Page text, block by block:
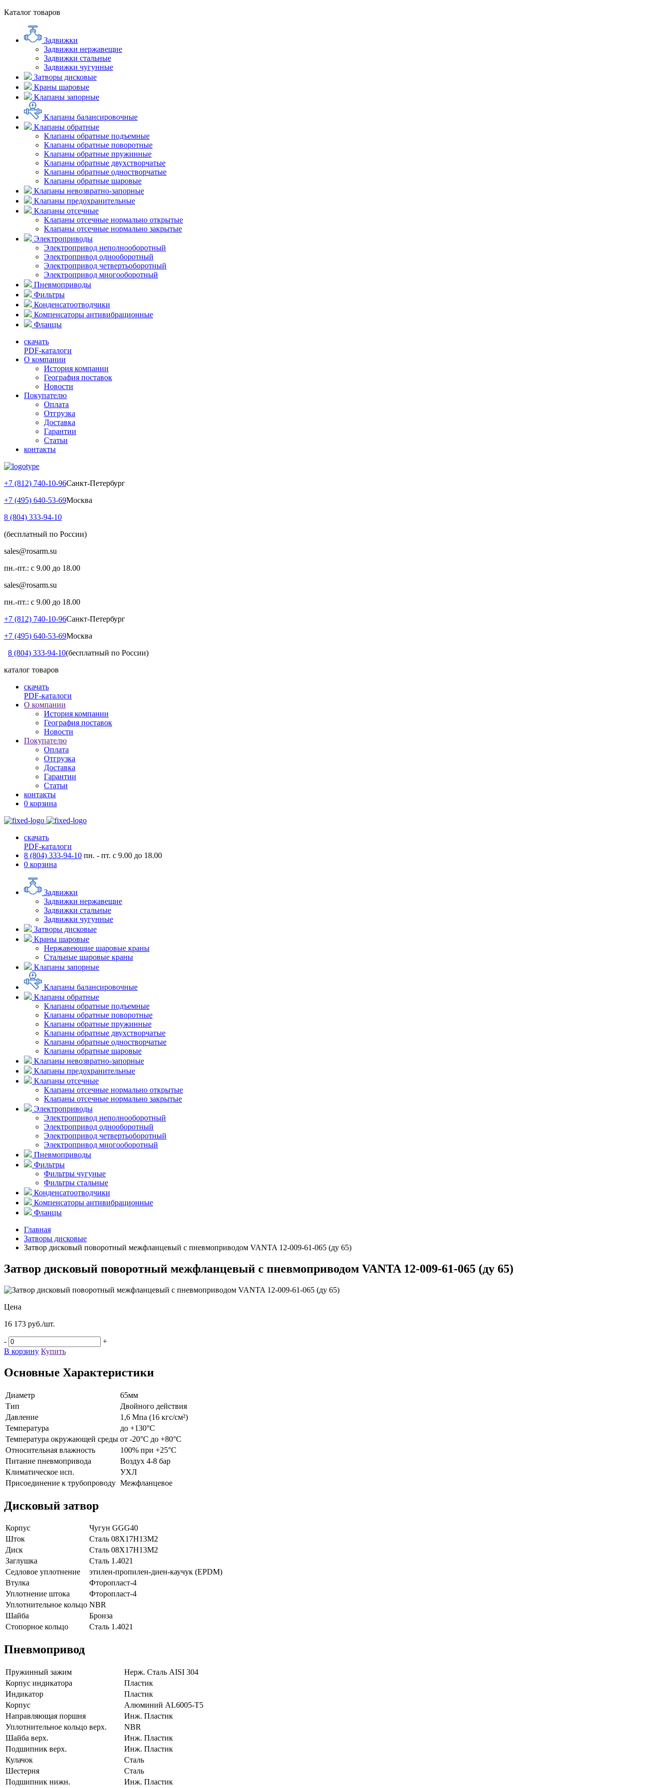
Каталог товаров
Задвижки
Задвижки нержавещие
Задвижки стальные
Задвижки чугунные
Затворы дисковые
Краны шаровые
Клапаны запорные
Клапаны балансировочные
Клапаны обратные
Клапаны обратные подъемные
Клапаны обратные поворотные
Клапаны обратные пружинные
Клапаны обратные двухстворчатые
Клапаны обратные одностворчатые
Клапаны обратные шаровые
Клапаны невозвратно-запорные
Клапаны предохранительные
Клапаны отсечные
Клапаны отсечные нормально открытые
Клапаны отсечные нормально закрытые
Электроприводы
Электропривод неполнооборотный
Электропривод однооборотный
Электропривод четвертьоборотный
Электропривод многооборотный
Пневмоприводы
Фильтры
Конденсатоотводчики
Компенсаторы антивибрационные
Фланцы
скачать
PDF-каталоги
О компании
История компании
География поставок
Новости
Покупателю
Оплата
Отгрузка
Доставка
Гарантии
Статьи
контакты
+7 (812) 740-10-96Санкт-Петербург
+7 (495) 640-53-69Москва
8 (804) 333-94-10
(бесплатный по России)
sales@rosarm.su
пн.-пт.: с 9.00 до 18.00
sales@rosarm.su
пн.-пт.: с 9.00 до 18.00
+7 (812) 740-10-96Санкт-Петербург
+7 (495) 640-53-69Москва
8 (804) 333-94-10(бесплатный по России)
каталог товаров
скачать
PDF-каталоги
О компании
История компании
География поставок
Новости
Покупателю
Оплата
Отгрузка
Доставка
Гарантии
Статьи
контакты
0 корзина
скачать
PDF-каталоги
8 (804) 333-94-10 пн. - пт. с 9.00 до 18.00
0 корзина
Задвижки
Задвижки нержавещие
Задвижки стальные
Задвижки чугунные
Затворы дисковые
Краны шаровые
Нержавеющие шаровые краны
Стальные шаровые краны
Клапаны запорные
Клапаны балансировочные
Клапаны обратные
Клапаны обратные подъемные
Клапаны обратные поворотные
Клапаны обратные пружинные
Клапаны обратные двухстворчатые
Клапаны обратные одностворчатые
Клапаны обратные шаровые
Клапаны невозвратно-запорные
Клапаны предохранительные
Клапаны отсечные
Клапаны отсечные нормально открытые
Клапаны отсечные нормально закрытые
Электроприводы
Электропривод неполнооборотный
Электропривод однооборотный
Электропривод четвертьоборотный
Электропривод многооборотный
Пневмоприводы
Фильтры
Фильтры чугуные
Фильтры стальные
Конденсатоотводчики
Компенсаторы антивибрационные
Фланцы
Главная
Затворы дисковые
Затвор дисковый поворотный межфланцевый с пневмоприводом VANTA 12-009-61-065 (ду 65)
Затвор дисковый поворотный межфланцевый с пневмоприводом VANTA 12-009-61-065 (ду 65)
Цена
16 173 руб./шт.
-
+
В корзину Купить
Основные Характеристики
Диаметр
65мм
Тип
Двойного действия
Давление
1,6 Мпа (16 кгс/см²)
Температура
до +130°С
Температура окружающей среды от -20°С до +80°С
Относительная влажность
100% при +25°C
Питание пневмопривода
Воздух 4-8 бар
Климатическое исп.
УХЛ
Присоединение к трубопроводу Межфланцевое
Дисковый затвор
Корпус
Чугун GGG40
Шток
Сталь 08Х17Н13М2
Диск
Сталь 08Х17Н13М2
Заглушка
Сталь 1.4021
Седловое уплотнение
этилен-пропилен-диен-каучук (EPDM)
Втулка
Фторопласт-4
Уплотнение штока
Фторопласт-4
Уплотнительное кольцо NBR
Шайба
Бронза
Стопорное кольцо
Сталь 1.4021
Пневмопривод
Пружинный зажим
Нерж. Сталь AISI 304
Корпус индикатора
Пластик
Индикатор
Пластик
Корпус
Алюминий AL6005-T5
Направляющая поршня
Инж. Пластик
Уплотнительное кольцо верх.
NBR
Шайба верх.
Инж. Пластик
Подшипник верх.
Инж. Пластик
Кулачок
Сталь
Шестерня
Сталь
Подшипник нижн.
Инж. Пластик